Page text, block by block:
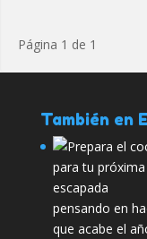
Página 1 de 1
También en
pensando en
que acabe el